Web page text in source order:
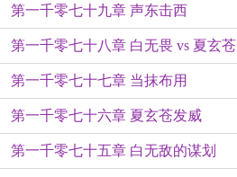
第一千零七十九章 声东击西
第一千零七十八章 白无畏 vs 夏玄苍
第一千零七十七章 当抹布用
第一千零七十六章 夏玄苍发威
第一千零七十五章 白无敌的谋划